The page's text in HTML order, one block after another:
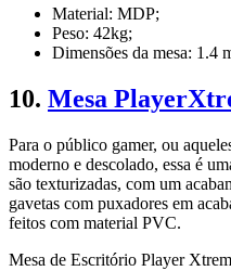
Material: MDP;
Peso: 42kg;
Dimensões da mesa: 1.4
10. Mesa
Para o público gamer, ou
moderno e descolado, essa é
são texturizadas, com um
gavetas com puxadores em
feitos com material PVC.
Mesa de Escritório Player